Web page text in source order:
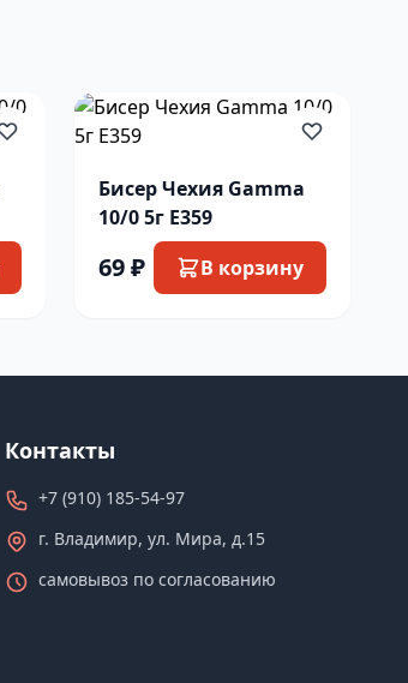
Бисер Чехия Gamma
10/0 5г E359
69 ₽ В корзину
Контакты
+7 (910) 185-54-97
г. Владимир, ул. Мира, д.15
самовывоз по согласованию